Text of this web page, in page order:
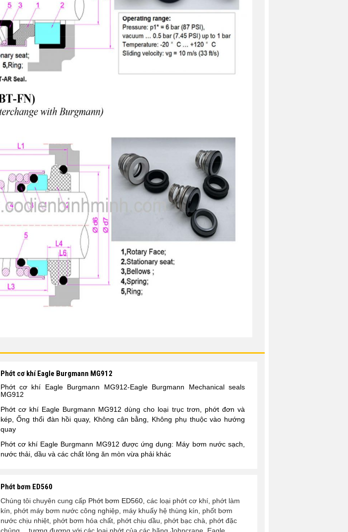
Phớt cơ khí Eagle Burgmann MG912
Phớt cơ khí Eagle Burgmann MG912-Eagle Burgmann Mechanical seals
MG912
Phớt cơ khí Eagle Burgmann MG912 dùng cho loại trục trơn, phớt đơn và
kép, Ống thổi đàn hồi quay, Không cân bằng, Không phụ thuộc vào hướng
quay
Phớt cơ khíEagle Burgmann MG912 được ứng dụng: Máy bơm nước sạch,
nước thải, dầu và các chất lỏng ăn mòn vừa phải khác
Phớt bơm ED560
Chúng tôi chuyên cung cấp Phớt bơm ED560, các loại phớt cơ khí, phớt làm
kín, phớt máy bơm nước công nghiệp, máy khuấy hệ thùng kín, phốt bơm
nước chịu nhiệt, phớt bơm hóa chất, phớt chịu dầu, phớt bạc chà, phớt đặc